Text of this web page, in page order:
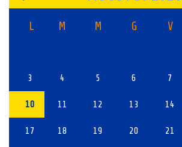
L M M G V
3 4 5 6 7
10 11 12 13 14
17 18 19 20 21